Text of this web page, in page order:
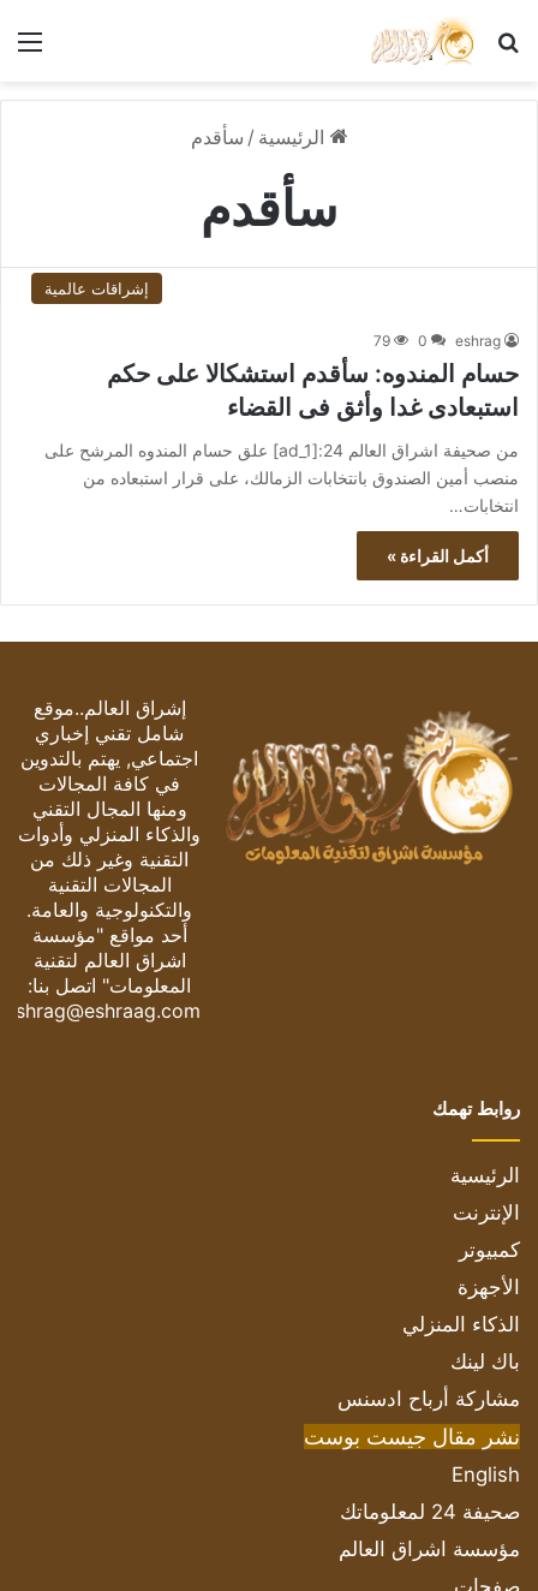
بحث عن
الرئيسية / سأقدم
سأقدم
إشراقات عالمية
eshrag
0
79
حسام المندوه: سأقدم استشكالا على حكم
استبعادى غدا وأثق فى القضاء
من صحيفة اشراق العالم 24:[ad_1] علق حسام المندوه المرشح على
منصب أمين الصندوق بانتخابات الزمالك، على قرار استبعاده من
انتخابات…
أكمل القراءة »
إشراق العالم..موقع
شامل تقني إخباري
اجتماعي, يهتم بالتدوين
في كافة المجالات
ومنها المجال التقني
والذكاء المنزلي وأدوات
التقنية وغير ذلك من
المجالات التقنية
والتكنولوجية والعامة.
أحد مواقع "مؤسسة
اشراق العالم لتقنية
المعلومات" اتصل بنا:
eshrag@eshraag.com
روابط تهمك
الرئيسية
الإنترنت
كمبيوتر
الأجهزة
الذكاء المنزلي
باك لينك
مشاركة أرباح ادسنس
نشر مقال جيست بوست
English
صحيفة 24 لمعلوماتك
مؤسسة اشراق العالم
صفحات